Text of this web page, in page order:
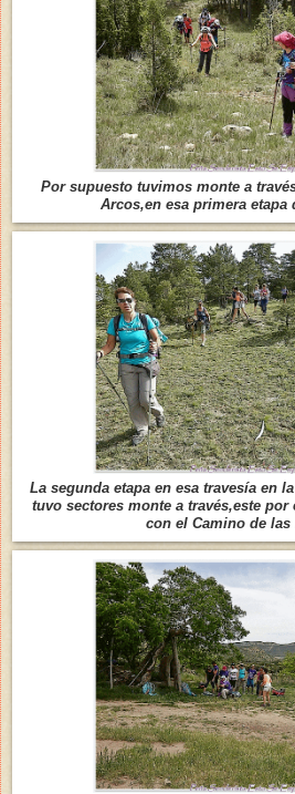
Por supuesto tuvimos monte a
Arcos,en esa primera etapa
La segunda etapa en esa travesía en
tuvo sectores monte a través,este por
con el Camino de las